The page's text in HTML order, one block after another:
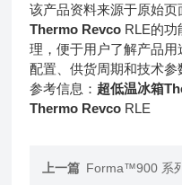
该产品资料来源于原始页
Thermo Revco RLE的功
理，便于用户了解产品
配置、供货周期和技术参
参考信息： 超低温冰箱
Thermo Revco RLE
上一篇 Forma™900 系